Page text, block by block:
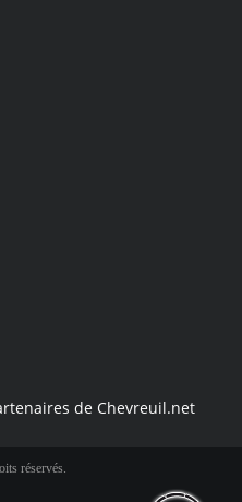
de Chevreuil.net
réservés.